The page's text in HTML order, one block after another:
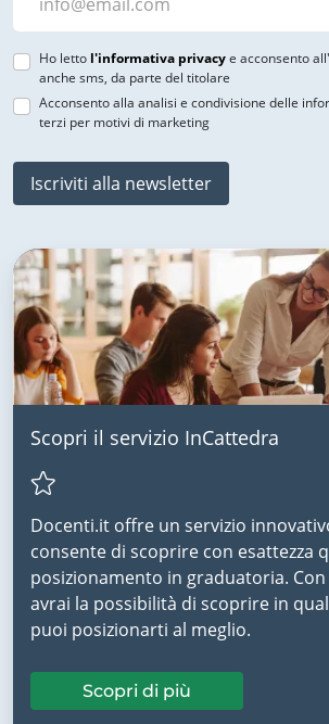
Ho letto l'informativa privacye acconsento
anche sms, da parte del titolare
Acconsento alla analisi e condivisione delle
terzi per motivi di marketing
Iscriviti alla newsletter
Scopri il servizio InCattedra
Docenti.it offre un servizio
consente di scoprire con esattezza
posizionamento in graduatoria.
avrai la possibilità di scoprire in
puoi posizionarti al meglio.
Scopri di più